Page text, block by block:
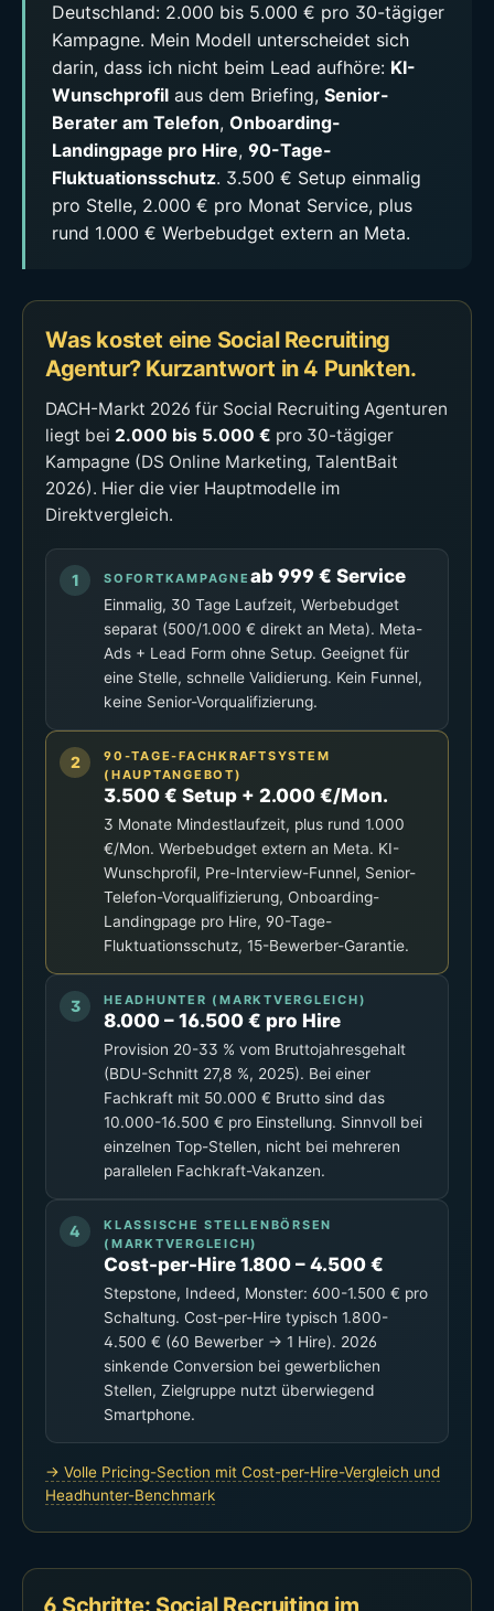
Deutschland: 2.000 bis 5.000 € pro 30-tägiger
Kampagne. Mein Modell unterscheidet sich
darin, dass ich nicht beim Lead aufhöre: KI-
Wunschprofil aus dem Briefing, Senior-
Berater am Telefon, Onboarding-
Landingpage pro Hire, 90-Tage-
Fluktuationsschutz. 3.500 € Setup einmalig
pro Stelle, 2.000 € pro Monat Service, plus
rund 1.000 € Werbebudget extern an Meta.
Was kostet eine Social Recruiting
Agentur? Kurzantwort in 4 Punkten.
DACH-Markt 2026 für Social Recruiting Agenturen
liegt bei 2.000 bis 5.000 € pro 30-tägiger
Kampagne (DS Online Marketing, TalentBait
2026). Hier die vier Hauptmodelle im
Direktvergleich.
SOFORTKAMPAGNE ab 999 € Service
Einmalig, 30 Tage Laufzeit, Werbebudget
separat (500/1.000 € direkt an Meta). Meta-
Ads + Lead Form ohne Setup. Geeignet für
eine Stelle, schnelle Validierung. Kein Funnel,
keine Senior-Vorqualifizierung.
90-TAGE-FACHKRAFTSYSTEM
(HAUPTANGEBOT)
3.500 € Setup + 2.000 €/Mon.
3 Monate Mindestlaufzeit, plus rund 1.000
€/Mon. Werbebudget extern an Meta. KI-
Wunschprofil, Pre-Interview-Funnel, Senior-
Telefon-Vorqualifizierung, Onboarding-
Landingpage pro Hire, 90-Tage-
Fluktuationsschutz, 15-Bewerber-Garantie.
HEADHUNTER (MARKTVERGLEICH)
8.000 – 16.500 € pro Hire
Provision 20-33 % vom Bruttojahresgehalt
(BDU-Schnitt 27,8 %, 2025). Bei einer
Fachkraft mit 50.000 € Brutto sind das
10.000-16.500 € pro Einstellung. Sinnvoll bei
einzelnen Top-Stellen, nicht bei mehreren
parallelen Fachkraft-Vakanzen.
KLASSISCHE STELLENBÖRSEN
(MARKTVERGLEICH)
Cost-per-Hire 1.800 – 4.500 €
Stepstone, Indeed, Monster: 600-1.500 € pro
Schaltung. Cost-per-Hire typisch 1.800-
4.500 € (60 Bewerber → 1 Hire). 2026
sinkende Conversion bei gewerblichen
Stellen, Zielgruppe nutzt überwiegend
Smartphone.
→ Volle Pricing-Section mit Cost-per-Hire-Vergleich und
Headhunter-Benchmark